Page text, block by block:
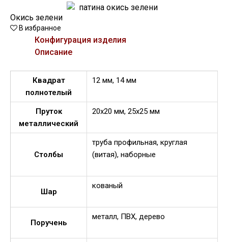
Окись зелени
В избранное
Конфигурация изделия
Описание
Квадрат
полнотелый
12 мм, 14 мм
Пруток
металлический
20х20 мм, 25х25 мм
Столбы
труба профильная, круглая
(витая), наборные
Шар
кованый
Поручень
металл, ПВХ, дерево